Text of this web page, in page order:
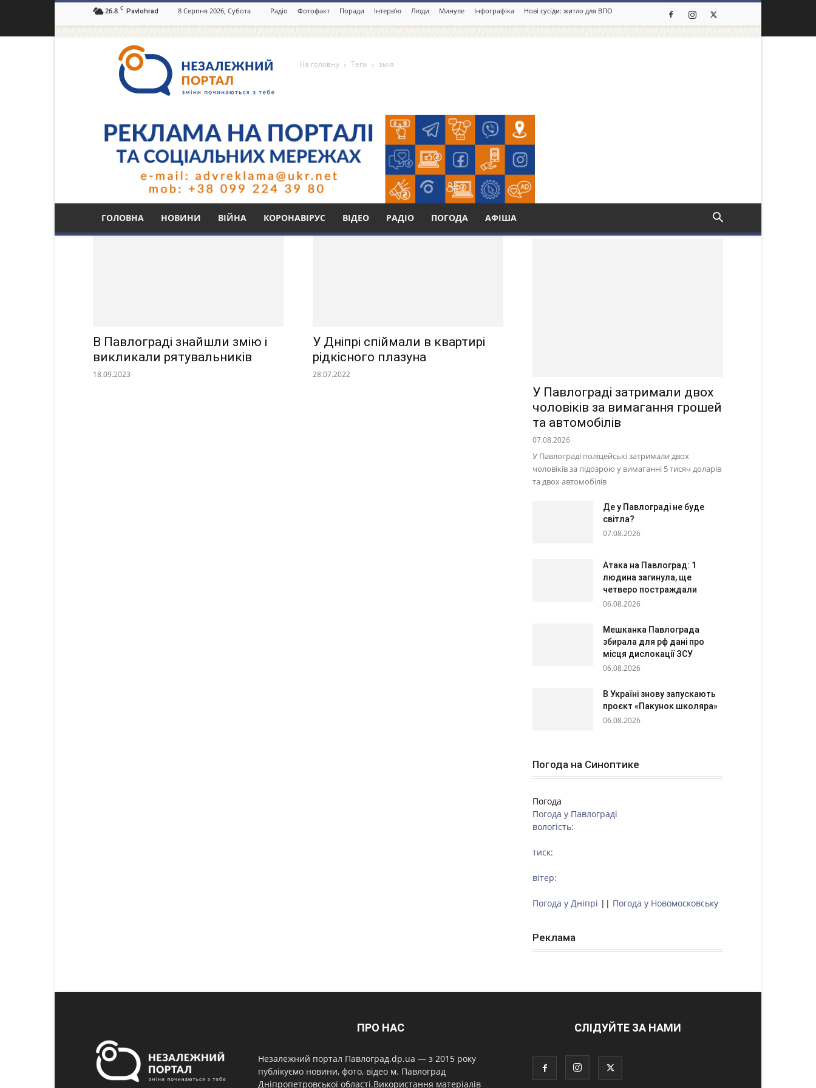
26.8 C Pavlohrad 8 Серпня 2026, Субота Радіо Фотофакт Поради Інтерв’ю Люди Минуле Інфографіка Нові сусіди: житло для ВПО
портал
Павлоград.dp.ua
ГОЛОВНА НОВИНИ ВІЙНА КОРОНАВІРУС ВІДЕО РАДІО ПОГОДА АФІША
На головну Теги змія
Тег: змія
В Павлограді знайшли змію і
викликали рятувальників
18.09.2023
У Дніпрі спіймали в квартирі
рідкісного плазуна
28.07.2022
У Павлограді затримали двох
чоловіків за вимагання грошей
та автомобілів
07.08.2026
У Павлограді поліцейські затримали двох
чоловіків за підозрою у вимаганні 5 тисяч доларів
та двох автомобілів
Де у Павлограді не буде
світла?
07.08.2026
Атака на Павлоград: 1
людина загинула, ще
четверо постраждали
06.08.2026
Мешканка Павлограда
збирала для рф дані про
місця дислокації ЗСУ
06.08.2026
В Україні знову запускають
проєкт «Пакунок школяра»
06.08.2026
Погода на Синоптике
Погода
Погода у Павлограді
вологість:
тиск:
вітер:
Погода у Дніпрі || Погода у Новомосковську
Реклама
ПРО НАС
Незалежний портал Павлоград.dp.ua — з 2015 року
публікуємо новини, фото, відео м. Павлоград
Дніпропетровської області.Використання матеріалів
СЛІДУЙТЕ ЗА НАМИ